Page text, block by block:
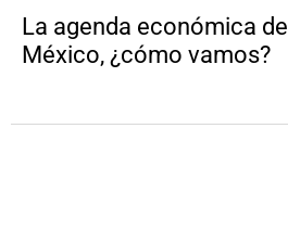
La agenda económica de
México, ¿cómo vamos?